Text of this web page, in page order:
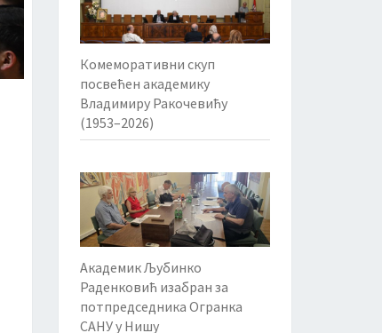
Комеморативни скуп
посвећен академику
Владимиру Ракочевићу
(1953–2026)
Академик Љубинко
Раденковић изабран за
потпредседника Огранка
САНУ у Нишу